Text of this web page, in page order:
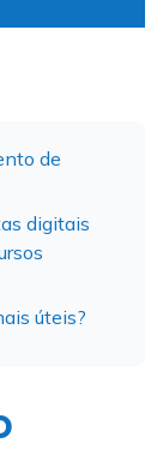
de
digitais
úteis?